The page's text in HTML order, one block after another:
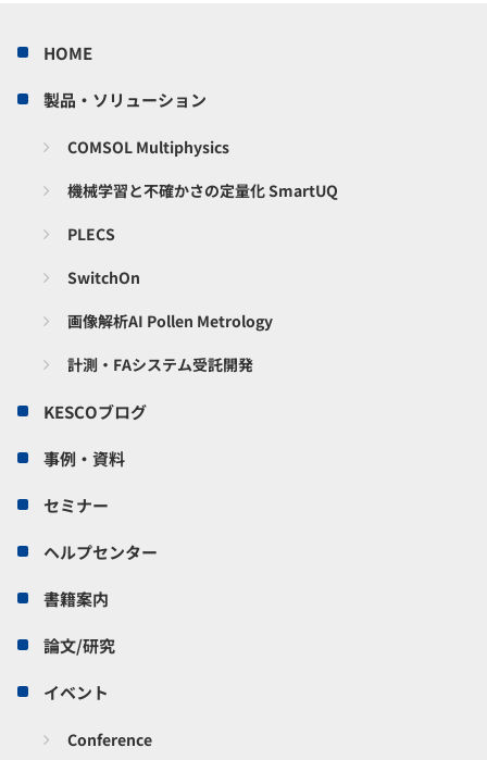
HOME
製品・ソリューション
COMSOL Multiphysics
機械学習と不確かさの定量化 SmartUQ
PLECS
SwitchOn
画像解析AI Pollen Metrology
計測・FAシステム受託開発
KESCOブログ
事例・資料
セミナー
ヘルプセンター
書籍案内
論文/研究
イベント
Conference